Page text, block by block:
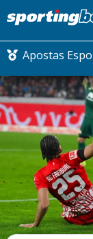
Apostas